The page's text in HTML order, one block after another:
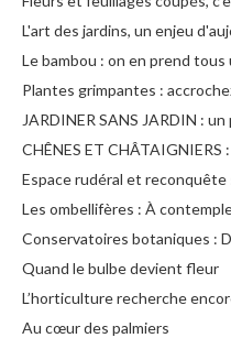
L'art des jardins, un enjeu
Le bambou : on en prend tous
Plantes grimpantes :
JARDINER SANS JARDIN :
CHÊNES ET
Espace rudéral et reconquête
Les ombellifères : À
Conservatoires botaniques :
Quand le bulbe devient fleur
L’horticulture recherche
Au cœur des palmiers